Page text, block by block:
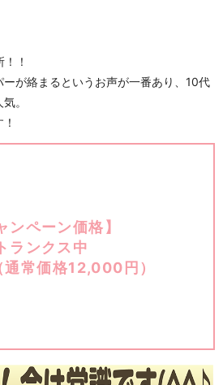
！
が絡まるというお声が一番あり、10代
。
ンペーン価格】
トランクス中
常価格12,000円）